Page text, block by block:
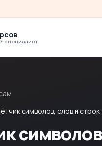
специалист
символов, слов и строк